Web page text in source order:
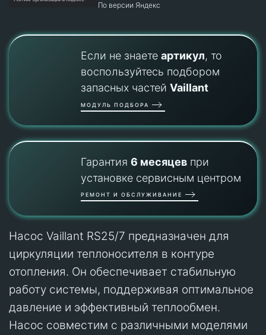
По версии Яндекс
Если не знаете артикул, то
воспользуйтесь подбором
запасных частей Vaillant
МОДУЛЬ ПОДБОРА
Гарантия 6 месяцевпри
установке сервисным центром
РЕМОНТ И ОБСЛУЖИВАНИЕ
Насос Vaillant RS25/7 предназначен для
циркуляции теплоносителя в контуре
отопления. Он обеспечивает стабильную
работу системы, поддерживая оптимальное
давление и эффективный теплообмен.
Насос совместим с различными моделями